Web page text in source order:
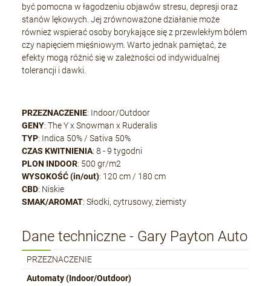
być pomocna w łagodzeniu objawów stresu, depresji oraz
stanów lękowych. Jej zrównoważone działanie może
również wspierać osoby borykające się z przewlekłym bólem
czy napięciem mięśniowym. Warto jednak pamiętać, że
efekty mogą różnić się w zależności od indywidualnej
tolerancji i dawki.
PRZEZNACZENIE: Indoor/Outdoor
GENY: The Y x Snowman x Ruderalis
TYP: Indica 50% / Sativa 50%
CZAS KWITNIENIA: 8 - 9 tygodni
PLON INDOOR: 500 gr/m2
WYSOKOŚĆ (in/out): 120 cm / 180 cm
CBD: Niskie
SMAK/AROMAT: Słodki, cytrusowy, ziemisty
Dane techniczne - Gary Payton Auto
PRZEZNACZENIE
Automaty (Indoor/Outdoor)